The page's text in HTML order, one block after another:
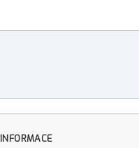
INFORMACE